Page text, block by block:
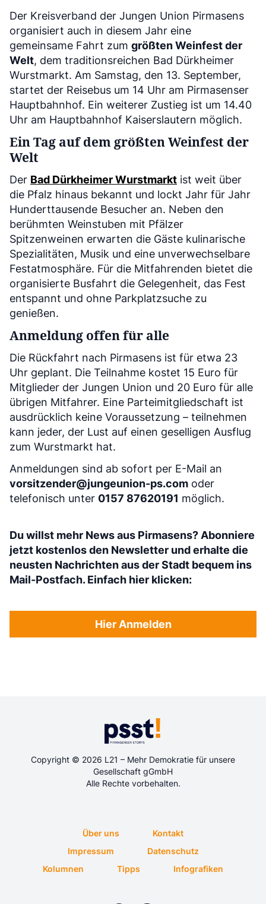
Der Kreisverband der Jungen Union Pirmasens
organisiert auch in diesem Jahr eine
gemeinsame Fahrt zum größten Weinfest der
Welt, dem traditionsreichen Bad Dürkheimer
Wurstmarkt. Am Samstag, den 13. September,
startet der Reisebus um 14 Uhr am Pirmasenser
Hauptbahnhof. Ein weiterer Zustieg ist um 14.40
Uhr am Hauptbahnhof Kaiserslautern möglich.
Ein Tag auf dem größten Weinfest der
Welt
Der Bad Dürkheimer Wurstmarkt ist weit über
die Pfalz hinaus bekannt und lockt Jahr für Jahr
Hunderttausende Besucher an. Neben den
berühmten Weinstuben mit Pfälzer
Spitzenweinen erwarten die Gäste kulinarische
Spezialitäten, Musik und eine unverwechselbare
Festatmosphäre. Für die Mitfahrenden bietet die
organisierte Busfahrt die Gelegenheit, das Fest
entspannt und ohne Parkplatzsuche zu
genießen.
Anmeldung offen für alle
Die Rückfahrt nach Pirmasens ist für etwa 23
Uhr geplant. Die Teilnahme kostet 15 Euro für
Mitglieder der Jungen Union und 20 Euro für alle
übrigen Mitfahrer. Eine Parteimitgliedschaft ist
ausdrücklich keine Voraussetzung – teilnehmen
kann jeder, der Lust auf einen geselligen Ausflug
zum Wurstmarkt hat.
Anmeldungen sind ab sofort per E-Mail an
vorsitzender@jungeunion-ps.com oder
telefonisch unter 0157 87620191 möglich.
Du willst mehr News aus Pirmasens? Abonniere
jetzt kostenlos den Newsletter und erhalte die
neusten Nachrichten aus der Stadt bequem ins
Mail-Postfach. Einfach hier klicken:
Hier Anmelden
Copyright © 2026 L21 – Mehr Demokratie für unsere
Gesellschaft gGmbH
Alle Rechte vorbehalten.
Über uns
Kontakt
Impressum
Datenschutz
Kolumnen
Tipps Infografiken